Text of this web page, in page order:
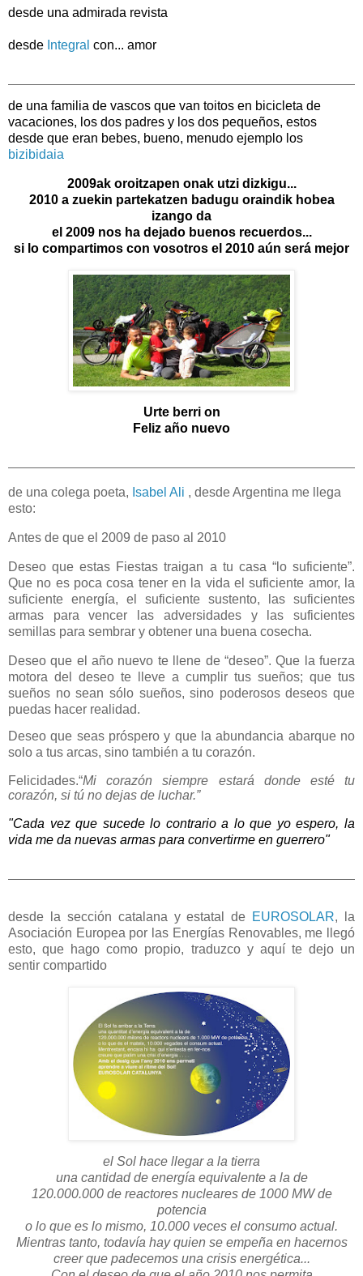
desde una admirada revista
desde Integral con... amor
de una familia de vascos que van toitos en bicicleta de
vacaciones, los dos padres y los dos pequeños, estos
desde que eran bebes, bueno, menudo ejemplo los
bizibidaia
2009ak oroitzapen onak utzi dizkigu...
2010 a zuekin partekatzen badugu oraindik hobea
izango da
el 2009 nos ha dejado buenos recuerdos...
si lo compartimos con vosotros el 2010 aún será mejor
Urte berri on
Feliz año nuevo
de una colega poeta, Isabel Ali , desde Argentina me llega
esto:
Antes de que el 2009 de paso al 2010
Deseo que estas Fiestas traigan a tu casa “lo suficiente”.
Que no es poca cosa tener en la vida el suficiente amor, la
suficiente energía, el suficiente sustento, las suficientes
armas para vencer las adversidades y las suficientes
semillas para sembrar y obtener una buena cosecha.
Deseo que el año nuevo te llene de “deseo”. Que la fuerza
motora del deseo te lleve a cumplir tus sueños; que tus
sueños no sean sólo sueños, sino poderosos deseos que
puedas hacer realidad.
Deseo que seas próspero y que la abundancia abarque no
solo a tus arcas, sino también a tu corazón.
Felicidades.“Mi corazón siempre estará donde esté tu
corazón, si tú no dejas de luchar.”
"Cada vez que sucede lo contrario a lo que yo espero, la
vida me da nuevas armas para convertirme en guerrero"
desde la sección catalana y estatal de EUROSOLAR, la
Asociación Europea por las Energías Renovables, me llegó
esto, que hago como propio, traduzco y aquí te dejo un
sentir compartido
el Sol hace llegar a la tierra
una cantidad de energía equivalente a la de
120.000.000 de reactores nucleares de 1000 MW de
potencia
o lo que es lo mismo, 10.000 veces el consumo actual.
Mientras tanto, todavía hay quien se empeña en hacernos
creer que padecemos una crisis energética...